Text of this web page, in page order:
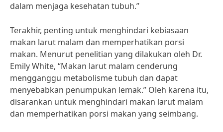
dalam menjaga kesehatan tubuh.”
Terakhir, penting untuk menghindari kebiasaan
makan larut malam dan memperhatikan porsi
makan. Menurut penelitian yang dilakukan oleh Dr.
Emily White, “Makan larut malam cenderung
mengganggu metabolisme tubuh dan dapat
menyebabkan penumpukan lemak.” Oleh karena itu,
disarankan untuk menghindari makan larut malam
dan memperhatikan porsi makan yang seimbang.